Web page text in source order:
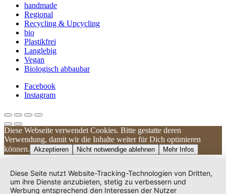
handmade
Regional
Recycling & Upcycling
bio
Plastikfrei
Langlebig
Vegan
Biologisch abbaubar
Facebook
Instagram
Diese Webseite verwendet Cookies. Bitte gestatte deren
Verwendung, damit wir die Inhalte weiter für Dich optimieren
können. Akzeptieren Nicht notwendige ablehnen Mehr Infos
Kundenbewertungen und Erfahrungen zu
UNIQUE DOG
100%
Empfehlungen auf
ProvenExpert.com
SEHR GUT
4,83 / 5,00
Diese Seite nutzt Website-Tracking-Technologien von Dritten,
um ihre Dienste anzubieten, stetig zu verbessern und
Werbung entsprechend den Interessen der Nutzer